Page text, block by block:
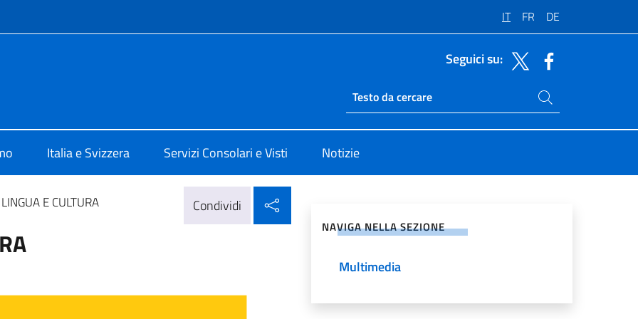
IT FR DE
Seguici su:
Ricerca sito live
Cerca nel sito
Italia e Svizzera Servizi Consolari e Visti Notizie
E CULTURA Condividi
NAVIGA NELLA SEZIONE
Multimedia